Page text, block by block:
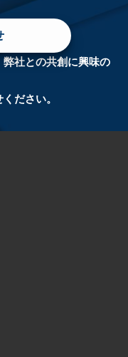
社との共創に興味の
ださい。